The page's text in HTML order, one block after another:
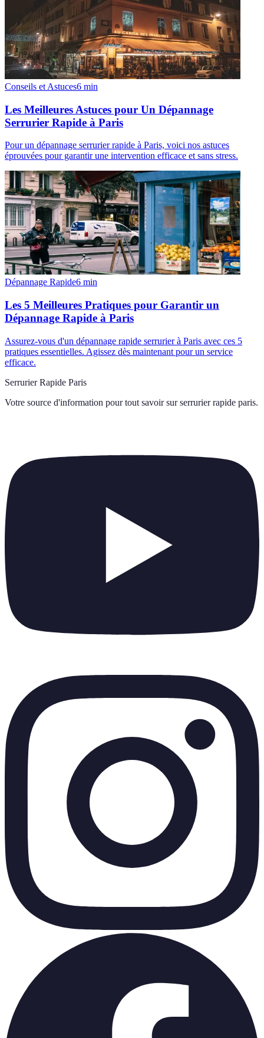
Conseils et Astuces6 min
Les Meilleures Astuces pour Un Dépannage
Serrurier Rapide à Paris
Pour un dépannage serrurier rapide à Paris, voici nos astuces
éprouvées pour garantir une intervention efficace et sans stress.
Dépannage Rapide6 min
Les 5 Meilleures Pratiques pour Garantir un
Dépannage Rapide à Paris
Assurez-vous d'un dépannage rapide serrurier à Paris avec ces 5
pratiques essentielles. Agissez dès maintenant pour un service
efficace.
Serrurier Rapide Paris
Votre source d'information pour tout savoir sur serrurier rapide paris.